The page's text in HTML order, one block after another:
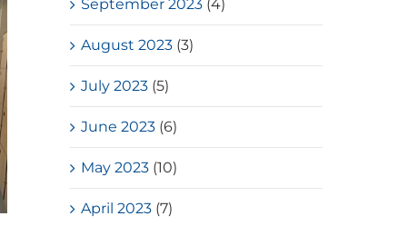
September 2023 (4)
August 2023 (3)
July 2023 (5)
June 2023 (6)
May 2023 (10)
April 2023 (7)